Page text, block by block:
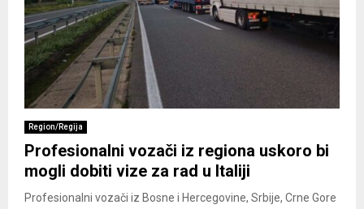
Region/Regija
Profesionalni vozači iz regiona uskoro bi
mogli dobiti vize za rad u Italiji
Profesionalni vozači iz Bosne i Hercegovine, Srbije, Crne Gore